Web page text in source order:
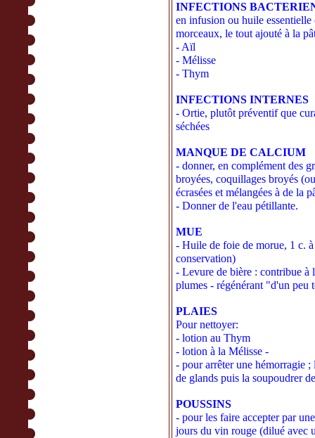
INFECTIONS
en infusion ou huile essentielle
morceaux, le tout ajouté à la
- Aïl
- Mélisse
- Thym
INFECTIONS INTERNES
- Ortie, plutôt préventif que
séchées
MANQUE DE CALCIUM
- donner, en complément des
broyées, coquillages broyés
écrasées et mélangées à de la
- Donner de l'eau pétillante.
MUE
- Huile de foie de morue, 1 c.
conservation)
- Levure de bière : contribue à
plumes - régénérant "d'un peu
PLAIES
Pour nettoyer:
- lotion au Thym
- lotion à la Mélisse -
- pour arrêter une hémorragie
de glands puis la soupoudrer
POUSSINS
- pour les faire accepter par
jours du vin rouge (dilué avec